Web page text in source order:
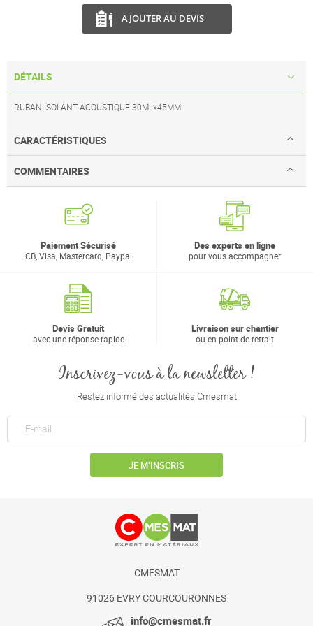
AJOUTER AU DEVIS
DÉTAILS
RUBAN ISOLANT ACOUSTIQUE 30MLx45MM
CARACTÉRISTIQUES
COMMENTAIRES
Paiement Sécurisé
CB, Visa, Mastercard, Paypal
Des experts en ligne
pour vous accompagner
Devis Gratuit
avec une réponse rapide
Livraison sur chantier
ou en point de retrait
Inscrivez-vous à la newsletter !
Restez informé des actualités Cmesmat
JE M’INSCRIS
CMESMAT
91026 EVRY COURCOURONNES
info@cmesmat.fr